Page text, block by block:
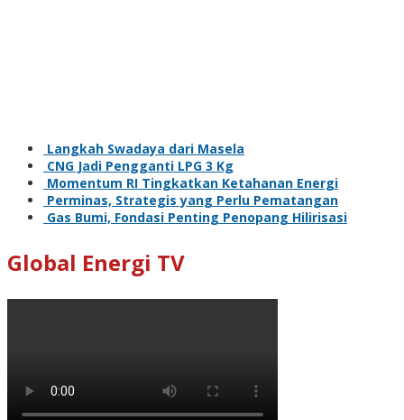
Langkah Swadaya dari Masela
CNG Jadi Pengganti LPG 3 Kg
Momentum RI Tingkatkan Ketahanan Energi
Perminas, Strategis yang Perlu Pematangan
Gas Bumi, Fondasi Penting Penopang Hilirisasi
Global Energi TV